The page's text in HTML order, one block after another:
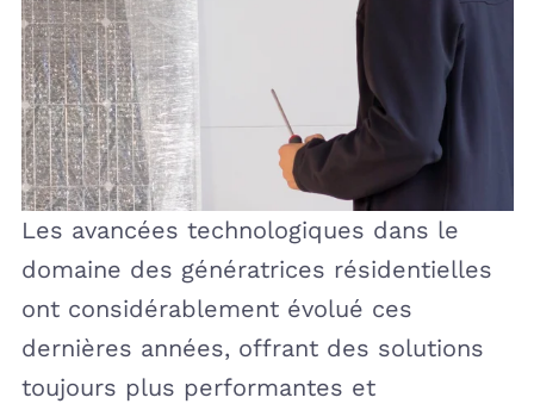
Les avancées technologiques dans le
domaine des génératrices résidentielles
ont considérablement évolué ces
dernières années, offrant des solutions
toujours plus performantes et